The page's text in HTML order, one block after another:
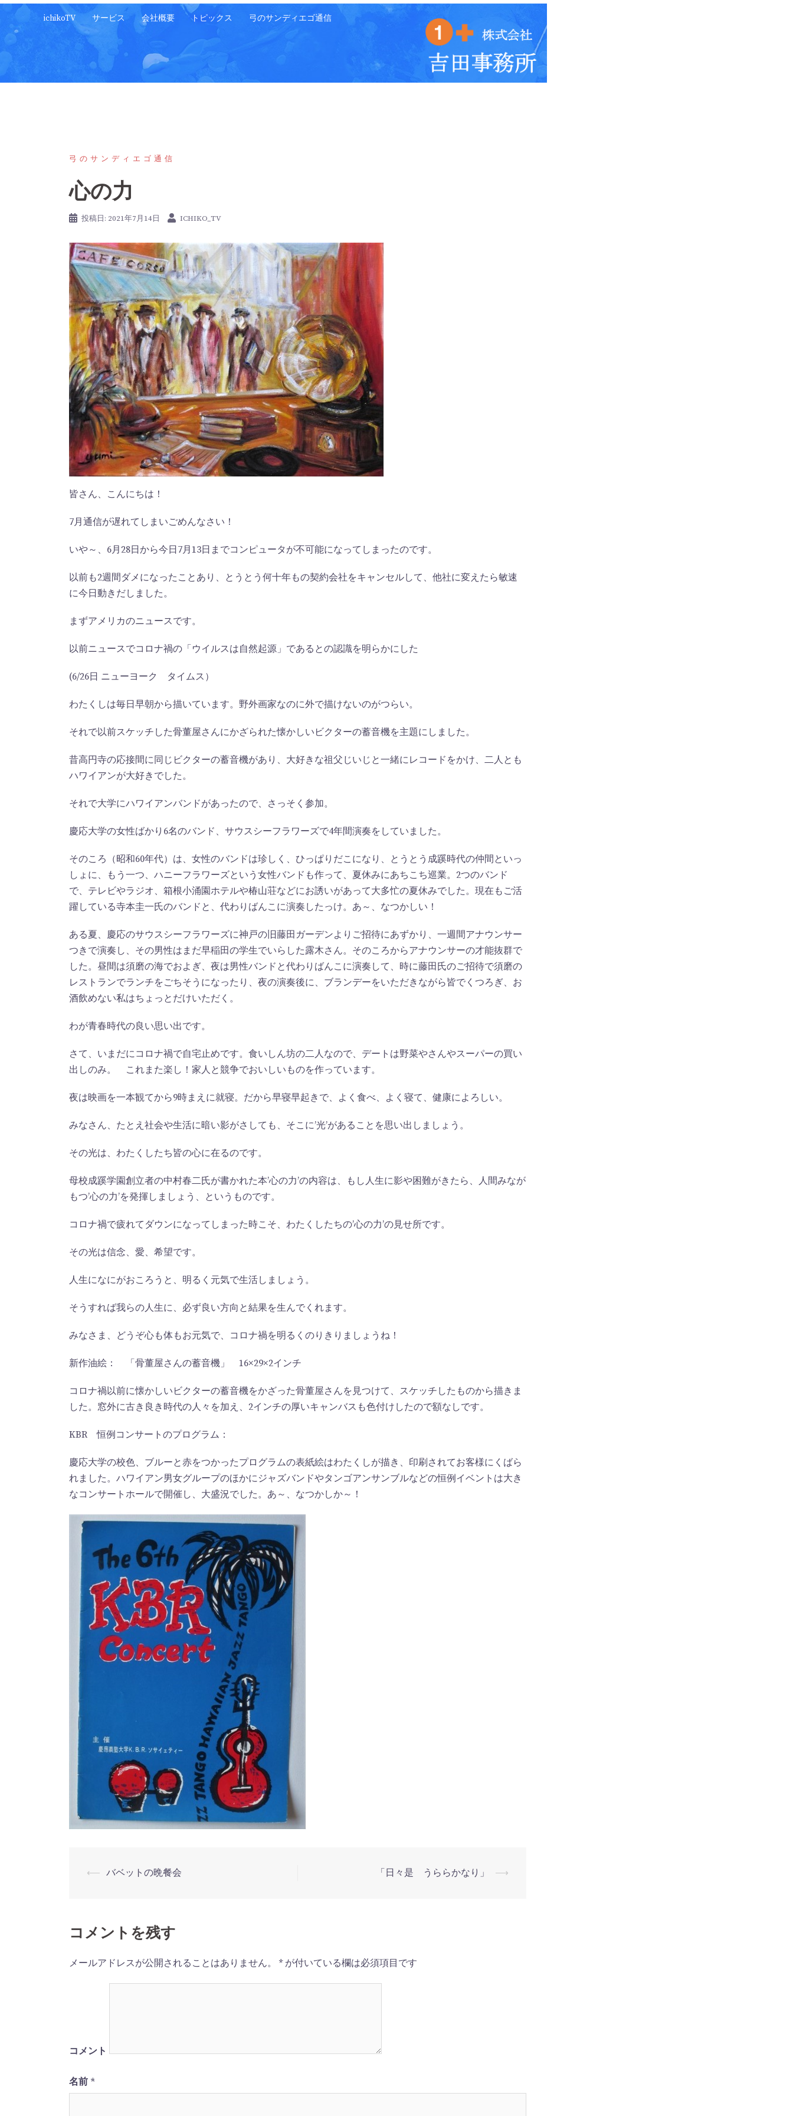
ichikoTV サービス 会社概要 トピックス 弓のサンディエゴ通信
弓のサンディエゴ通信
心の力
投稿日: 2021年7月14日 ICHIKO_TV
皆さん、こんにちは！
7月通信が遅れてしまいごめんなさい！
いや～、6月28日から今日7月13日までコンピュータが不可能になってしまったのです。
以前も2週間ダメになったことあり、とうとう何十年もの契約会社をキャンセルして、他社に変えたら敏速
に今日動きだしました。
まずアメリカのニュースです。
以前ニュースでコロナ禍の「ウイルスは自然起源」であるとの認識を明らかにした
(6/26日 ニューヨーク タイムス）
わたくしは毎日早朝から描いています。野外画家なのに外で描けないのがつらい。
それで以前スケッチした骨董屋さんにかざられた懐かしいビクターの蓄音機を主題にしました。
昔高円寺の応接間に同じビクターの蓄音機があり、大好きな祖父じいじと一緒にレコードをかけ、二人とも
ハワイアンが大好きでした。
それで大学にハワイアンバンドがあったので、さっそく参加。
慶応大学の女性ばかり6名のバンド、サウスシーフラワーズで4年間演奏をしていました。
そのころ（昭和60年代）は、女性のバンドは珍しく、ひっぱりだこになり、とうとう成蹊時代の仲間といっ
しょに、もう一つ、ハニーフラワーズという女性バンドも作って、夏休みにあちこち巡業。2つのバンド
で、テレビやラジオ、箱根小涌園ホテルや椿山荘などにお誘いがあって大多忙の夏休みでした。現在もご活
躍している寺本圭一氏のバンドと、代わりばんこに演奏したっけ。あ～、なつかしい！
ある夏、慶応のサウスシーフラワーズに神戸の旧藤田ガーデンよりご招待にあずかり、一週間アナウンサー
つきで演奏し、その男性はまだ早稲田の学生でいらした露木さん。そのころからアナウンサーの才能抜群で
した。昼間は須磨の海でおよぎ、夜は男性バンドと代わりばんこに演奏して、時に藤田氏のご招待で須磨の
レストランでランチをごちそうになったり、夜の演奏後に、ブランデーをいただきながら皆でくつろぎ、お
酒飲めない私はちょっとだけいただく。
わが青春時代の良い思い出です。
さて、いまだにコロナ禍で自宅止めです。食いしん坊の二人なので、デートは野菜やさんやスーパーの買い
出しのみ。 これまた楽し！家人と競争でおいしいものを作っています。
夜は映画を一本観てから9時まえに就寝。だから早寝早起きで、よく食べ、よく寝て、健康によろしい。
みなさん、たとえ社会や生活に暗い影がさしても、そこに’光’があることを思い出しましょう。
その光は、わたくしたち皆の心に在るのです。
母校成蹊学園創立者の中村春二氏が書かれた本’心の力’の内容は、もし人生に影や困難がきたら、人間みなが
もつ’心の力’を発揮しましょう、というものです。
コロナ禍で疲れてダウンになってしまった時こそ、わたくしたちの’心の力’の見せ所です。
その光は信念、愛、希望です。
人生になにがおころうと、明るく元気で生活しましょう。
そうすれば我らの人生に、必ず良い方向と結果を生んでくれます。
みなさま、どうぞ心も体もお元気で、コロナ禍を明るくのりきりましょうね！
新作油絵： 「骨董屋さんの蓄音機」 16×29×2インチ
コロナ禍以前に懐かしいビクターの蓄音機をかざった骨董屋さんを見つけて、スケッチしたものから描きま
した。窓外に古き良き時代の人々を加え、2インチの厚いキャンバスも色付けしたので額なしです。
KBR 恒例コンサートのプログラム：
慶応大学の校色、ブルーと赤をつかったプログラムの表紙絵はわたくしが描き、印刷されてお客様にくばら
れました。ハワイアン男女グループのほかにジャズバンドやタンゴアンサンブルなどの恒例イベントは大き
なコンサートホールで開催し、大盛況でした。あ～、なつかしか～！
投
ナ
ビ
ゲ
シ
ョ
ン
⟵ バベットの晩餐会 「日々是 うららかなり」 ⟶
コメントを残す
メールアドレスが公開されることはありません。 *が付いている欄は必須項目です
コメント
名前 *